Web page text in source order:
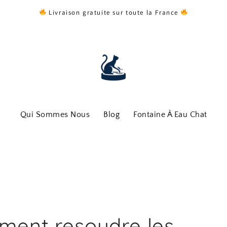
Livraison gratuite sur toute la France
Qui Sommes Nous Blog Fontaine À Eau Chat